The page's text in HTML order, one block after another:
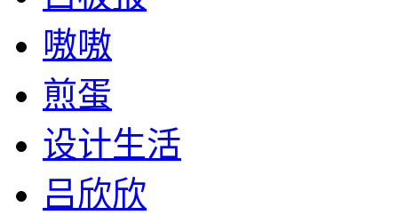
嗷嗷
煎蛋
设计生活
吕欣欣